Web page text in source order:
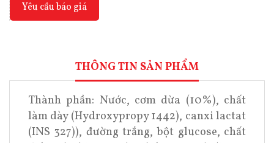
Yêu cầu báo giá
THÔNG TIN SẢN PHẨM
Thành phần: Nước, cơm dừa (10%), chất
làm dày (Hydroxypropy 1442), canxi lactat
(INS 327)), đường trắng, bột glucose, chất